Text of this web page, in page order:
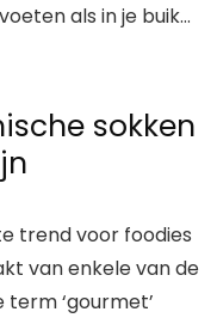
als in je buik…
sokken
trend voor foodies
van enkele van de
‘gourmet’